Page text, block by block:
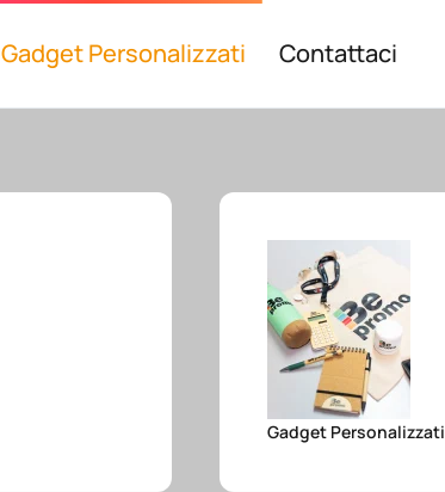
Gadget Personalizzati Contattaci
Gadget Personalizzati